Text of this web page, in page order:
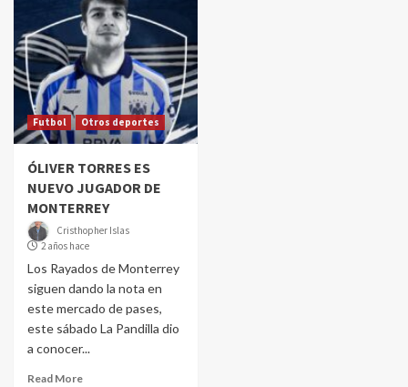
Futbol Otros deportes
ÓLIVER TORRES ES
NUEVO JUGADOR DE
MONTERREY
Cristhopher Islas
2 años hace
Los Rayados de Monterrey
siguen dando la nota en
este mercado de pases,
este sábado La Pandilla dio
a conocer...
Read More